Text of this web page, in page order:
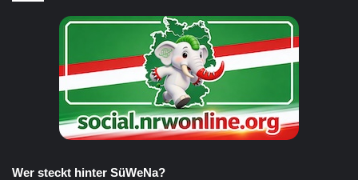
Wer steckt hinter SüWeNa?